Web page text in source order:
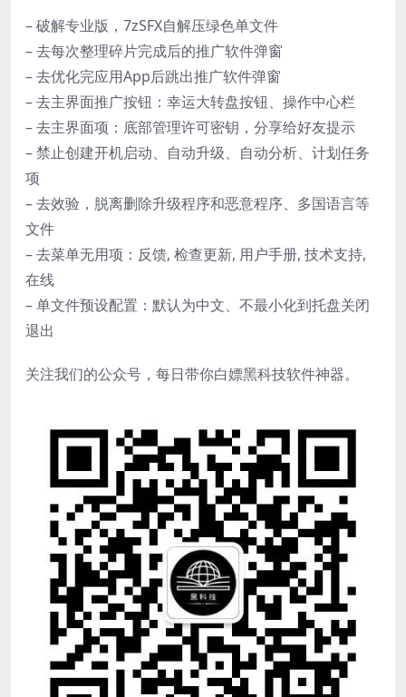
– 破解专业版，7zSFX自解压绿色单文件
– 去每次整理碎片完成后的推广软件弹窗
– 去优化完应用App后跳出推广软件弹窗
– 去主界面推广按钮：幸运大转盘按钮、操作中心栏
– 去主界面项：底部管理许可密钥，分享给好友提示
– 禁止创建开机启动、自动升级、自动分析、计划任务
项
– 去效验，脱离删除升级程序和恶意程序、多国语言等
文件
– 去菜单无用项：反馈, 检查更新, 用户手册, 技术支持,
在线
– 单文件预设配置：默认为中文、不最小化到托盘关闭
退出
关注我们的公众号，每日带你白嫖黑科技软件神器。